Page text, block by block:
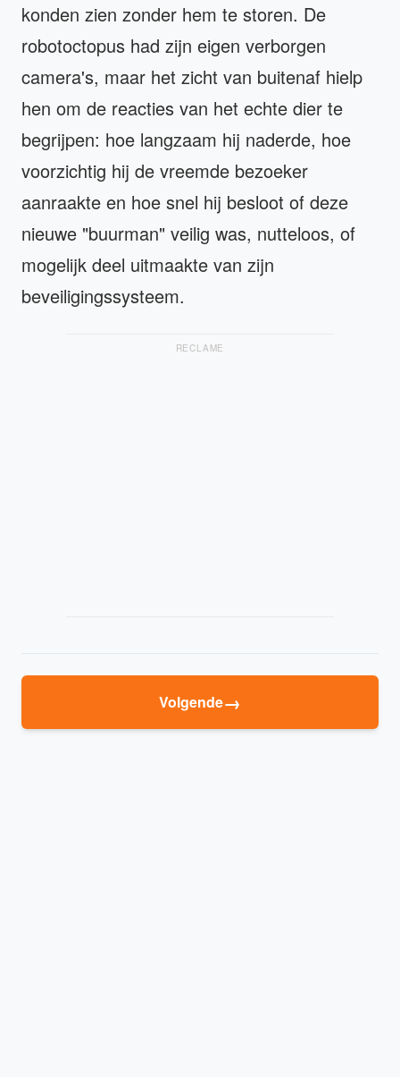
konden zien zonder hem te storen. De
robotoctopus had zijn eigen verborgen
camera's, maar het zicht van buitenaf hielp
hen om de reacties van het echte dier te
begrijpen: hoe langzaam hij naderde, hoe
voorzichtig hij de vreemde bezoeker
aanraakte en hoe snel hij besloot of deze
nieuwe "buurman" veilig was, nutteloos, of
mogelijk deel uitmaakte van zijn
beveiligingssysteem.
RECLAME
Volgende→